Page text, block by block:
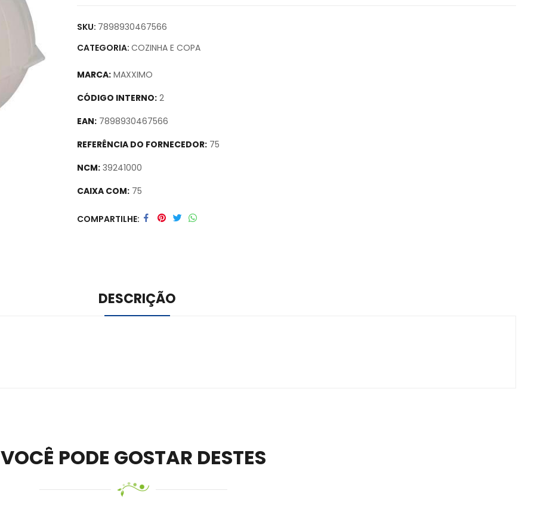
SKU: 7898930467566
CATEGORIA: COZINHA E COPA
MARCA:MAXXIMO
CÓDIGO INTERNO: 2
EAN:7898930467566
REFERÊNCIA DO FORNECEDOR: 75
NCM:39241000
CAIXA COM:75
Secure crypto portfolio manager for desktops and mobile –
COMPARTILHE
DESCRIÇÃO
VOCÊ PODE GOSTAR DESTES